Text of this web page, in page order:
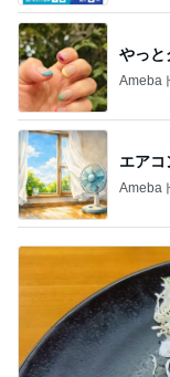
やっと
Ameba
エア
Ameba